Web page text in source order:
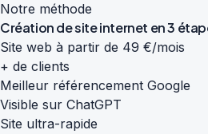
Notre méthode
Création de site internet en3
Site web à partir de 49 €/mois
+ de clients
Meilleur référencement Google
Visible sur ChatGPT
Site ultra-rapide